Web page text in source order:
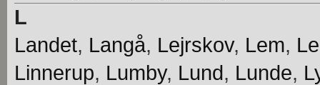
L
Landet, Langå, Lejrskov, Lem,
Linnerup, Lumby, Lund, Lunde,